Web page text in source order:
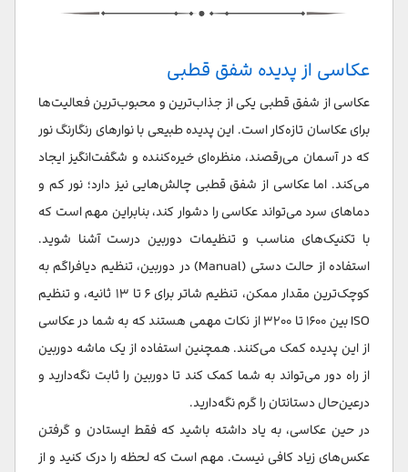
عکاسی از پدیده شفق قطبی
عکاسی از شفق قطبی یکی از جذاب‌ترین و محبوب‌ترین فعالیت‌ها
برای عکاسان تازه‌کار است. این پدیده طبیعی با نوارهای رنگارنگ نور
که در آسمان می‌رقصند، منظره‌ای خیره‌کننده و شگفت‌انگیز ایجاد
می‌کند. اما عکاسی از شفق قطبی چالش‌هایی نیز دارد؛ نور کم و
دماهای سرد می‌تواند عکاسی را دشوار کند، بنابراین مهم است که
با تکنیک‌های مناسب و تنظیمات دوربین درست آشنا شوید.
استفاده از حالت دستی (Manual) در دوربین، تنظیم دیافراگم به
کوچک‌ترین مقدار ممکن، تنظیم شاتر برای ۶ تا ۱۳ ثانیه، و تنظیم
ISO بین ۱۶۰۰ تا ۳۲۰۰ از نکات مهمی هستند که به شما در عکاسی
از این پدیده کمک می‌کنند. همچنین استفاده از یک ماشه دوربین
از راه دور می‌تواند به شما کمک کند تا دوربین را ثابت نگه‌دارید و
درعین‌حال دستانتان را گرم نگه‌دارید.
در حین عکاسی، به یاد داشته باشید که فقط ایستادن و گرفتن
عکس‌های زیاد کافی نیست. مهم است که لحظه را درک کنید و از